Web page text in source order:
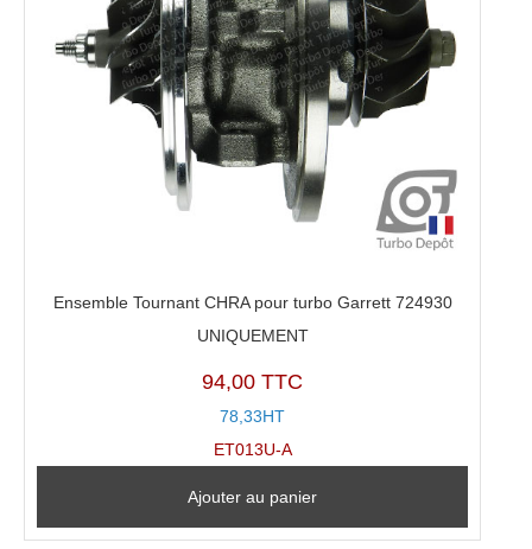
Ensemble Tournant CHRA pour turbo Garrett 724930
UNIQUEMENT
94,00 TTC
78,33HT
ET013U-A
Ajouter au panier